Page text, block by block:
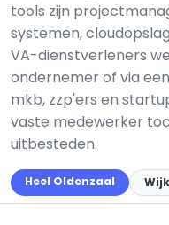
tools zijn
systemen,
VA-dienstverleners
ondernemer of via
mkb, zzp'ers en
vaste medewerker
uitbesteden.
Heel Oldenzaal